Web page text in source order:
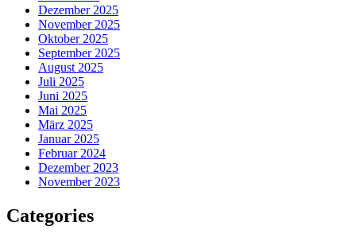
Dezember 2025
November 2025
Oktober 2025
September 2025
August 2025
Juli 2025
Juni 2025
Mai 2025
März 2025
Januar 2025
Februar 2024
Dezember 2023
November 2023
Categories